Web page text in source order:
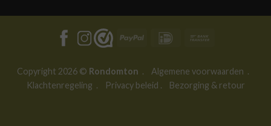
PayPal IDeal
Copyright 2026 © Rondomton . Algemene voorwaarden .
Klachtenregeling . Privacy beleid . Bezorging & retour